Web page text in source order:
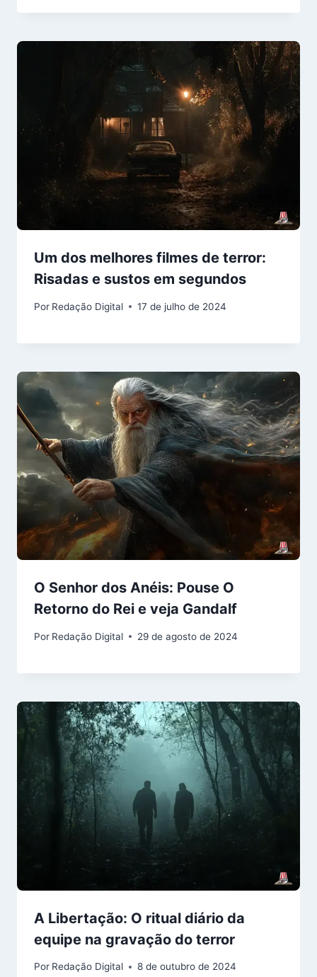
Um dos melhores filmes de terror:
Risadas e sustos em segundos
Por Redação Digital 17 de julho de 2024
O Senhor dos Anéis: Pouse O
Retorno do Rei e veja Gandalf
Por Redação Digital 29 de agosto de 2024
A Libertação: O ritual diário da
equipe na gravação do terror
Por Redação Digital 8 de outubro de 2024